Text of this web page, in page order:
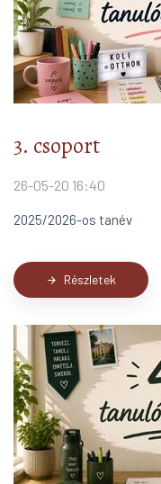
3. csoport
26-05-20 16:40
2025/2026-os tanév
arrow_forward Részletek